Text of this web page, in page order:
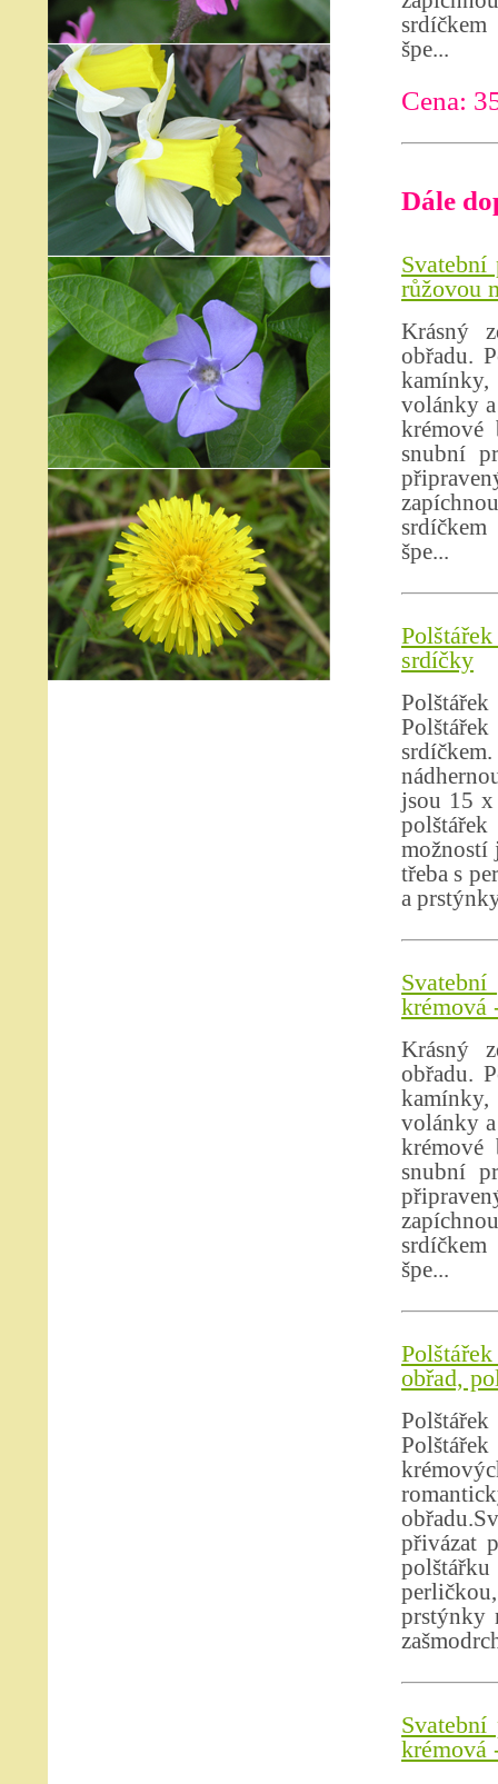
špe...
Cena:
Dále
růžovou
Krásný
obřadu.
kamínky,
volánky
krémové
snubní
špe...
srdíčky
jsou 15
možností
třeba s
a
krémová
Krásný
obřadu.
kamínky,
volánky
krémové
snubní
špe...
obřad,
přivázat
prstýnky
krémová